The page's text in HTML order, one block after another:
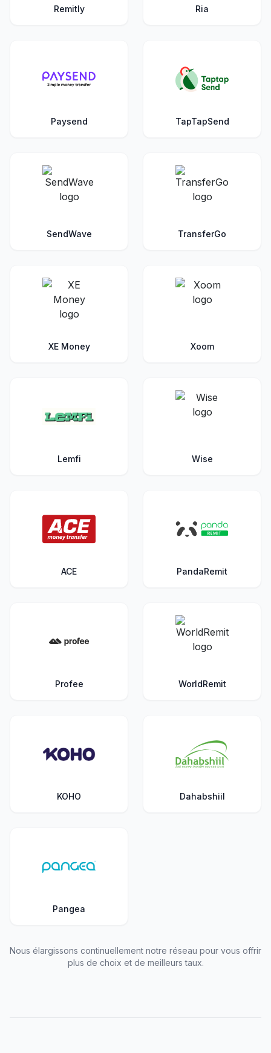
Remitly Ria
Paysend TapTapSend
SendWave TransferGo
XE Money Xoom
Lemfi Wise
ACE PandaRemit
Profee WorldRemit
KOHO Dahabshiil
Pangea
Nous élargissons continuellement notre réseau pour vous offrir
plus de choix et de meilleurs taux.